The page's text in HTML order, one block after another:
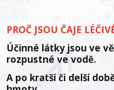
PROČ JSOU ČAJE
Účinné látky jsou ve
rozpustné ve vodě.
A po kratší či delší